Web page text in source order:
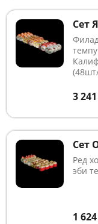
Сет
3 241
Сет
Ред
эби
1 624